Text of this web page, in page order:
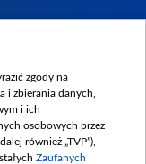
zgody na
i zbierania danych,
i ich
osobowych przez
również „TVP”),
Zaufanych